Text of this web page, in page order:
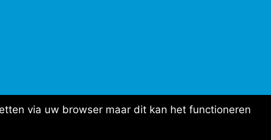
via uw browser maar dit kan het functioneren